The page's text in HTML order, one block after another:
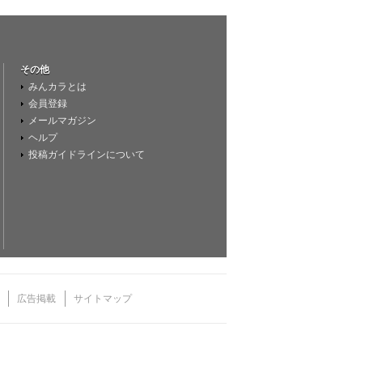
その他
みんカラとは
会員登録
メールマガジン
ヘルプ
投稿ガイドラインについて
広告掲載 サイトマップ